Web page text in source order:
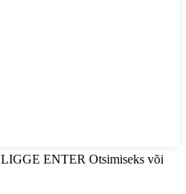
LIGGE ENTER Otsimiseks või